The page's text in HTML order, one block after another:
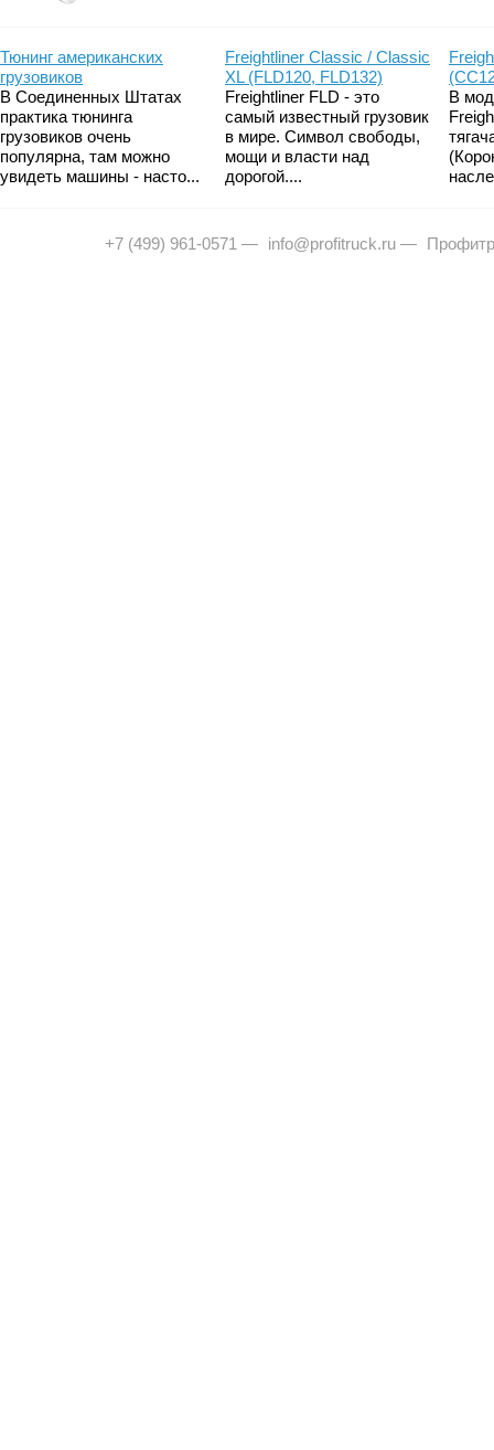
Тюнинг американских
грузовиков
В Соединенных Штатах
практика тюнинга
грузовиков очень
популярна, там можно
увидеть машины - насто...
Freightliner Classic / Classic
XL (FLD120, FLD132)
Freightliner FLD - это
самый известный грузовик
в мире. Символ свободы,
мощи и власти над
дорогой....
В
+7 (499) 961-0571 — info@profitruck.ru —